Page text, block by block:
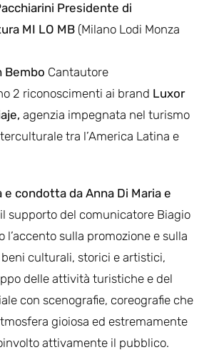
Presidente di
MI LO MB (Milano Lodi Monza
Bembo Cantautore
2 riconoscimenti ai brand Luxor
agenzia impegnata nel turismo
tra l’America Latina e
e condotta da Anna Di Maria e
supporto del comunicatore Biagio
l’accento sulla promozione e sulla
culturali, storici e artistici,
delle attività turistiche e del
con scenografie, coreografie che
gioiosa ed estremamente
attivamente il pubblico.